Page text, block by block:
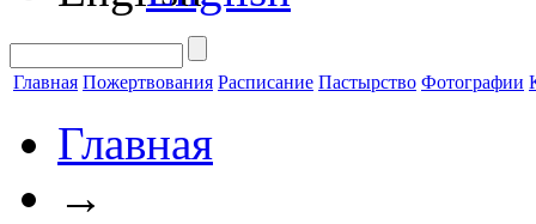
Главная Пожертвования Расписание Пастырство Фотографии
Главная
→